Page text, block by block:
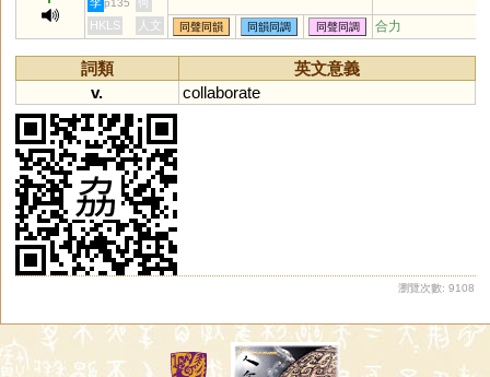
p135
HKLS
人文 同聲同韻 同韻同調 同聲同調 合力
詞類
英文意義
v.
collaborate
瀏覽次數: 9108